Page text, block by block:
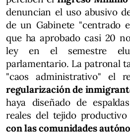
denuncian el uso abusivo
de un Gabinete "centrado
que ha aprobado casi 20
ley en el semestre
parlamentario. La patronal
"caos administrativo" el
regularización de
haya diseñado de
reales del tejido
con las comunidades